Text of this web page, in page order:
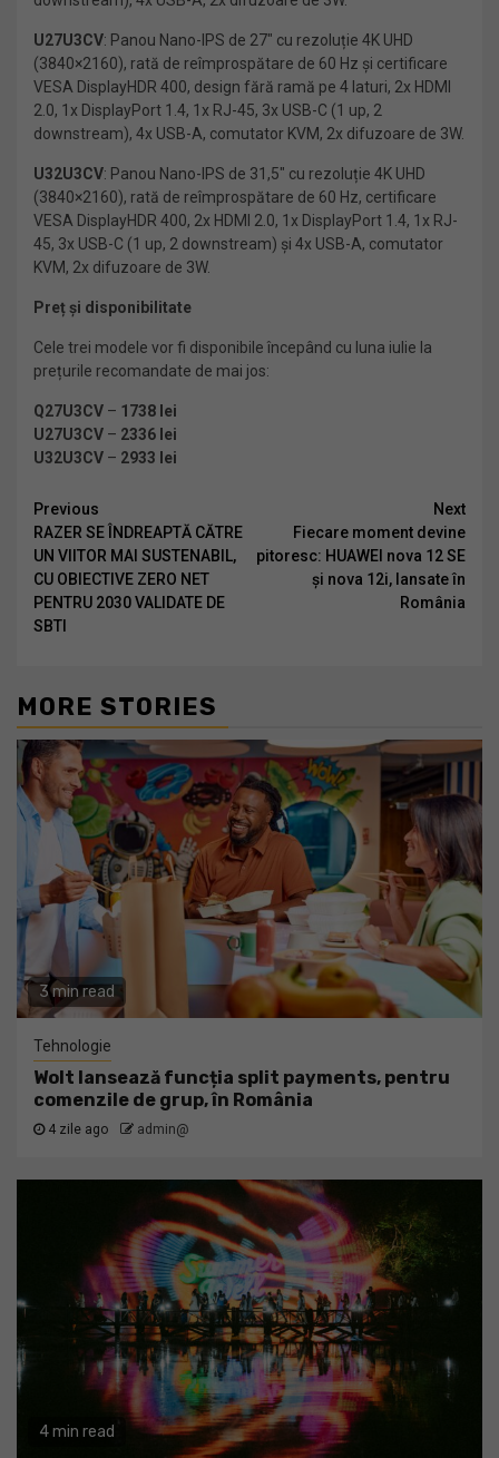
U27U3CV: Panou Nano-IPS de 27″ cu rezoluție 4K UHD
(3840×2160), rată de reîmprospătare de 60 Hz și certificare
VESA DisplayHDR 400, design fără ramă pe 4 laturi, 2x HDMI
2.0, 1x DisplayPort 1.4, 1x RJ-45, 3x USB-C (1 up, 2
downstream), 4x USB-A, comutator KVM, 2x difuzoare de 3W.
U32U3CV: Panou Nano-IPS de 31,5″ cu rezoluție 4K UHD
(3840×2160), rată de reîmprospătare de 60 Hz, certificare
VESA DisplayHDR 400, 2x HDMI 2.0, 1x DisplayPort 1.4, 1x RJ-
45, 3x USB-C (1 up, 2 downstream) și 4x USB-A, comutator
KVM, 2x difuzoare de 3W.
Preț și disponibilitate
Cele trei modele vor fi disponibile începând cu luna iulie la
prețurile recomandate de mai jos:
Q27U3CV – 1738 lei
U27U3CV – 2336 lei
U32U3CV – 2933 lei
Continue
Reading
Previous
RAZER SE ÎNDREAPTĂ CĂTRE
UN VIITOR MAI SUSTENABIL,
CU OBIECTIVE ZERO NET
PENTRU 2030 VALIDATE DE
SBTI
Next
Fiecare moment devine
pitoresc: HUAWEI nova 12 SE
și nova 12i, lansate în
România
MORE STORIES
3 min read
Tehnologie
Wolt lansează funcția split payments, pentru
comenzile de grup, în România
4 zile ago admin@
4 min read